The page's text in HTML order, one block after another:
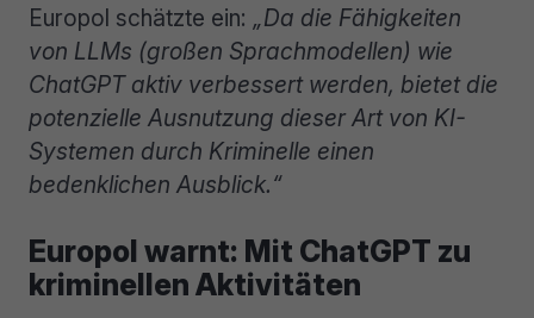
Europol schätzte ein: „Da die Fähigkeiten
von LLMs (großen Sprachmodellen) wie
ChatGPT aktiv verbessert werden, bietet die
potenzielle Ausnutzung dieser Art von KI-
Systemen durch Kriminelle einen
bedenklichen Ausblick.“
Europol warnt: Mit ChatGPT zu
kriminellen Aktivitäten